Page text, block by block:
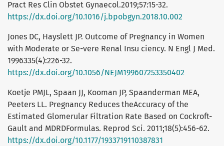
Pract Res Clin Obstet Gynaecol.2019;57:15-32.
https://dx.doi.org/10.1016/j.bpobgyn.2018.10.002
Jones DC, Hayslett JP. Outcome of Pregnancy in Women
with Moderate or Se-vere Renal Insu ciency. N Engl J Med.
1996335(4):226-32.
https://dx.doi.org/10.1056/NEJM199607253350402
Koetje PMJL, Spaan JJ, Kooman JP, Spaanderman MEA,
Peeters LL. Pregnancy Reduces theAccuracy of the
Estimated Glomerular Filtration Rate Based on Cockroft-
Gault and MDRDFormulas. Reprod Sci. 2011;18(5):456-62.
https://dx.doi.org/10.1177/1933719110387831